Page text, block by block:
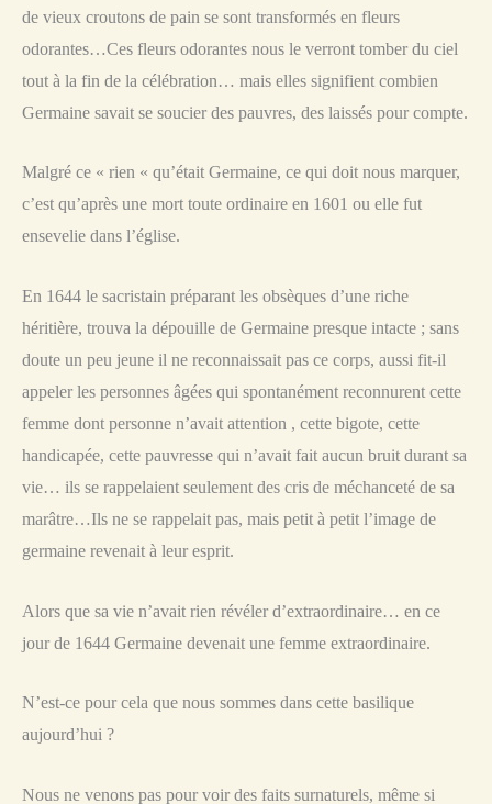
de vieux croutons de pain se sont transformés en fleurs
odorantes…Ces fleurs odorantes nous le verront tomber du ciel
tout à la fin de la célébration… mais elles signifient combien
Germaine savait se soucier des pauvres, des laissés pour compte.
Malgré ce « rien « qu’était Germaine, ce qui doit nous marquer,
c’est qu’après une mort toute ordinaire en 1601 ou elle fut
ensevelie dans l’église.
En 1644 le sacristain préparant les obsèques d’une riche
héritière, trouva la dépouille de Germaine presque intacte ; sans
doute un peu jeune il ne reconnaissait pas ce corps, aussi fit-il
appeler les personnes âgées qui spontanément reconnurent cette
femme dont personne n’avait attention , cette bigote, cette
handicapée, cette pauvresse qui n’avait fait aucun bruit durant sa
vie… ils se rappelaient seulement des cris de méchanceté de sa
marâtre…Ils ne se rappelait pas, mais petit à petit l’image de
germaine revenait à leur esprit.
Alors que sa vie n’avait rien révéler d’extraordinaire… en ce
jour de 1644 Germaine devenait une femme extraordinaire.
N’est-ce pour cela que nous sommes dans cette basilique
aujourd’hui ?
Nous ne venons pas pour voir des faits surnaturels, même si